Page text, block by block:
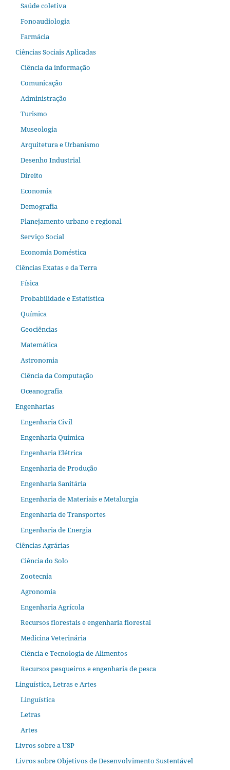
Saúde coletiva
Fonoaudiologia
Farmácia
Ciências Sociais Aplicadas
Ciência da informação
Comunicação
Administração
Turismo
Museologia
Arquitetura e Urbanismo
Desenho Industrial
Direito
Economia
Demografia
Planejamento urbano e regional
Serviço Social
Economia Doméstica
Ciências Exatas e da Terra
Física
Probabilidade e Estatística
Química
Geociências
Matemática
Astronomia
Ciência da Computação
Oceanografia
Engenharias
Engenharia Civil
Engenharia Química
Engenharia Elétrica
Engenharia de Produção
Engenharia Sanitária
Engenharia de Materiais e Metalurgia
Engenharia de Transportes
Engenharia de Energia
Ciências Agrárias
Ciência do Solo
Zootecnia
Agronomia
Engenharia Agrícola
Recursos florestais e engenharia florestal
Medicina Veterinária
Ciência e Tecnologia de Alimentos
Recursos pesqueiros e engenharia de pesca
Linguística, Letras e Artes
Linguística
Letras
Artes
Livros sobre a USP
Livros sobre Objetivos de Desenvolvimento Sustentável